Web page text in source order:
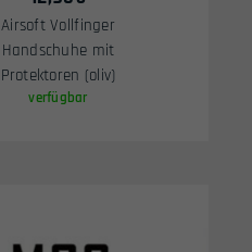
Airsoft Vollfinger
Handschuhe mit
Protektoren (oliv)
verfügbar